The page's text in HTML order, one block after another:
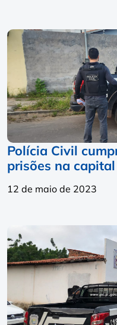
Polícia Civil
prisões na capital
12 de maio de 2023